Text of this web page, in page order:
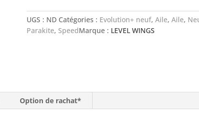
UGS : ND Catégories : Evolution+ neuf,Aile,Aile,
Parakite,SpeedMarque : LEVEL WINGS
Option de rachat*